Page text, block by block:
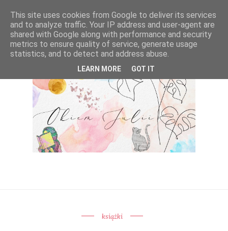
książki
This site uses cookies from Google to deliver its services
and to analyze traffic. Your IP address and user-agent are
shared with Google along with performance and security
metrics to ensure quality of service, generate usage
statistics, and to detect and address abuse.
LEARN MORE GOT IT